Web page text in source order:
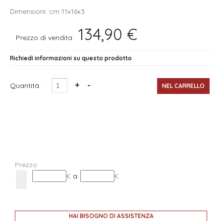
Dimensioni: cm 11x16x3
Prezzo di vendita 134,90 €
Richiedi informazioni su questo prodotto
Quantità:
Prezzo
€ a €
HAI BISOGNO DI ASSISTENZA